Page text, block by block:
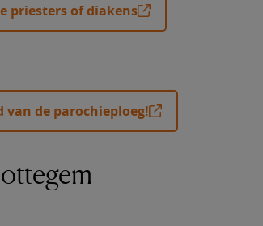
ontvangen
priesters of diakens
van de parochieploeg!